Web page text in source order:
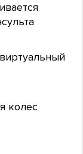
колес